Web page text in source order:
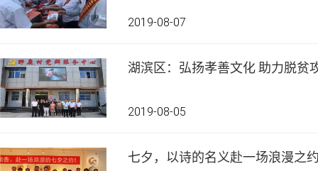
2019-08-07
湖滨区：弘扬孝善文化 助
2019-08-05
七夕，以诗的名义赴一场浪漫之